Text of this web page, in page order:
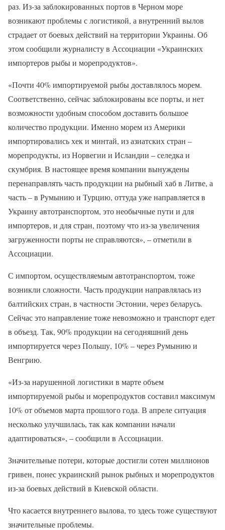
раз. Из-за заблокированных портов в Черном море
возникают проблемы с логистикой, а внутренний вылов
страдает от боевых действий на территории Украины. Об
этом сообщили журналисту в Ассоциации «Украинских
импортеров рыбы и морепродуктов».
«Почти 40% импортируемой рыбы доставлялось морем.
Соответственно, сейчас заблокированы все порты, и нет
возможности удобным способом доставить большое
количество продукции. Именно морем из Америки
импортировались хек и минтай, из азиатских стран –
морепродукты, из Норвегии и Исландии – селедка и
скумбрия. В настоящее время компании вынуждены
перенаправлять часть продукции на рыбный хаб в Литве, а
часть – в Румынию и Турцию, оттуда уже направляется в
Украину автотранспортом, это необычные пути и для
импортеров, и для стран, поэтому что из-за увеличения
загруженности порты не справляются», – отметили в
Ассоциации.
С импортом, осуществляемым автотранспортом, тоже
возникли сложности. Часть продукции направлялась из
балтийских стран, в частности Эстонии, через беларусь.
Сейчас это направление тоже невозможно и транспорт едет
в объезд. Так, 90% продукции на сегодняшний день
импортируется через Польшу, 10% – через Румынию и
Венгрию.
«Из-за нарушенной логистики в марте объем
импортируемой рыбы и морепродуктов составил максимум
10% от объемов марта прошлого года. В апреле ситуация
несколько улучшилась, так как компании начали
адаптироваться», – сообщили в Ассоциации.
Значительные потери, которые достигли сотен миллионов
гривен, понес украинский рынок рыбных и морепродуктов
из-за боевых действий в Киевской области.
Что касается внутреннего вылова, то здесь тоже существуют
значительные проблемы.